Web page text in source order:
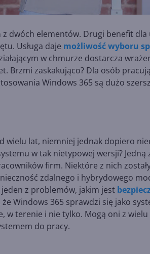
dwóch elementów. Drugi benefit dla
Usługa daje możliwość wyboru
w chmurze dostarcza
Brzmi zaskakująco? Dla osób
Windows 365 są dużo
wielu lat, niemniej jednak dopiero
w tak nietypowej wersji? Jedną
firm. Niektóre z nich
zdalnego i hybrydowego
jeden z problemów, jakim jest
Windows 365 sprawdzi się jako
w terenie i nie tylko. Mogą oni z
do pracy.